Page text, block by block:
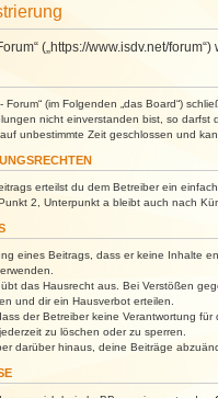
(„https://www.isdv.net/
Forum“ (im Folgenden „das Board“)
nicht einverstanden bist, so
unbestimmte Zeit geschlossen und
erteilst du dem Betreiber ein
2, Unterpunkt a bleibt auch nach
eines Beitrags, dass er keine Inhalte
das Hausrecht aus. Bei Verstößen
und dir ein Hausverbot erteilen.
der Betreiber keine Verantwortung
zu löschen oder zu sperren.
darüber hinaus, deine Beiträge